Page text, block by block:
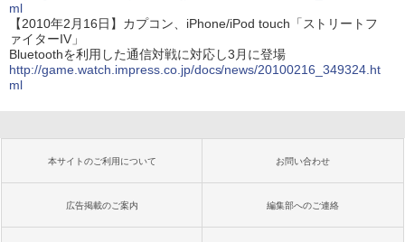
ml
【2010年2月16日】カプコン、iPhone/iPod touch「ストリートフ
ァイターIV」
Bluetoothを利用した通信対戦に対応し3月に登場
http://game.watch.impress.co.jp/docs/news/20100216_349324.ht
ml
本サイトのご利用について お問い合わせ
広告掲載のご案内 編集部へのご連絡